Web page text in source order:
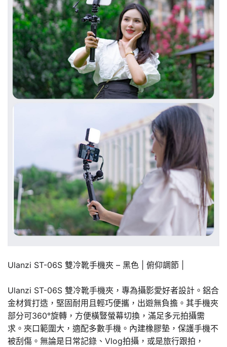
Ulanzi ST-06S 雙冷靴手機夾 – 黑色 | 俯仰調節 |
Ulanzi ST-06S 雙冷靴手機夾，專為攝影愛好者設計。鋁合
金材質打造，堅固耐用且輕巧便攜，出遊無負擔。其手機夾
部分可360°旋轉，方便橫豎螢幕切換，滿足多元拍攝需
求。夾口範圍大，適配多數手機。內建橡膠墊，保護手機不
被刮傷。無論是日常記錄、Vlog拍攝，或是旅行跟拍，